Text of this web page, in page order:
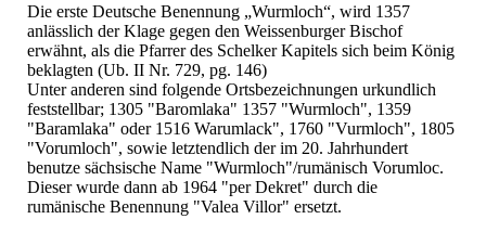
Die erste Deutsche Benennung „Wurmloch“, wird 1357
anlässlich der Klage gegen den Weissenburger Bischof
erwähnt, als die Pfarrer des Schelker Kapitels sich beim König
beklagten (Ub. II Nr. 729, pg. 146)
Unter anderen sind folgende Ortsbezeichnungen urkundlich
feststellbar; 1305 "Baromlaka" 1357 "Wurmloch", 1359
"Baramlaka" oder 1516 Warumlack", 1760 "Vurmloch", 1805
"Vorumloch", sowie letztendlich der im 20. Jahrhundert
benutze sächsische Name "Wurmloch"/rumänisch Vorumloc.
Dieser wurde dann ab 1964 "per Dekret" durch die
rumänische Benennung "Valea Villor" ersetzt.